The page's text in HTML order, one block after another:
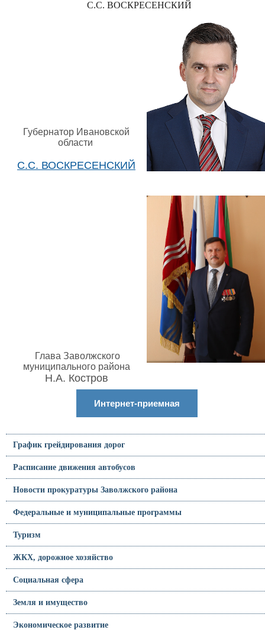
С.С. ВОСКРЕСЕНСКИЙ
Губернатор Ивановской
области
С.С. ВОСКРЕСЕНСКИЙ
Глава Заволжского
муниципального района
Н.А. Костров
Интернет-приемная
График грейдирования дорог
Расписание движения автобусов
Новости прокуратуры Заволжского района
Федеральные и муниципальные программы
Туризм
ЖКХ, дорожное хозяйство
Социальная сфера
Земля и имущество
Экономическое развитие